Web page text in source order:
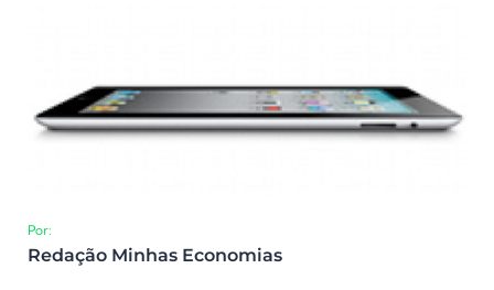
Por:
Redação Minhas Economias